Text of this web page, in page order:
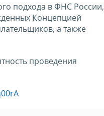
подхода в ФНС России,
Концепцией
а также
проведения